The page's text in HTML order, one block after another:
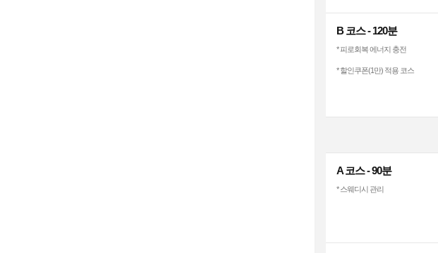
B 코스 - 120분
* 피로회복 에너지 충전
* 할인쿠폰(1만) 적용 코스
A 코스 - 90분
* 스웨디시 관리